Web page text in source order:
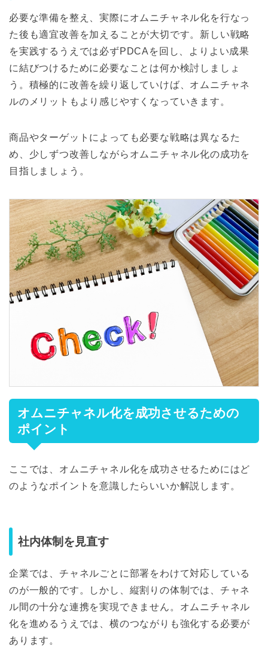
必要な準備を整え、実際にオムニチャネル化を行なっ
た後も適宜改善を加えることが大切です。新しい戦略
を実践するうえでは必ずPDCAを回し、よりよい成果
に結びつけるために必要なことは何か検討しましょ
う。積極的に改善を繰り返していけば、オムニチャネ
ルのメリットもより感じやすくなっていきます。
商品やターゲットによっても必要な戦略は異なるた
め、少しずつ改善しながらオムニチャネル化の成功を
目指しましょう。
オムニチャネル化を成功させるための
ポイント
ここでは、オムニチャネル化を成功させるためにはど
のようなポイントを意識したらいいか解説します。
社内体制を見直す
企業では、チャネルごとに部署をわけて対応している
のが一般的です。しかし、縦割りの体制では、チャネ
ル間の十分な連携を実現できません。オムニチャネル
化を進めるうえでは、横のつながりも強化する必要が
あります。